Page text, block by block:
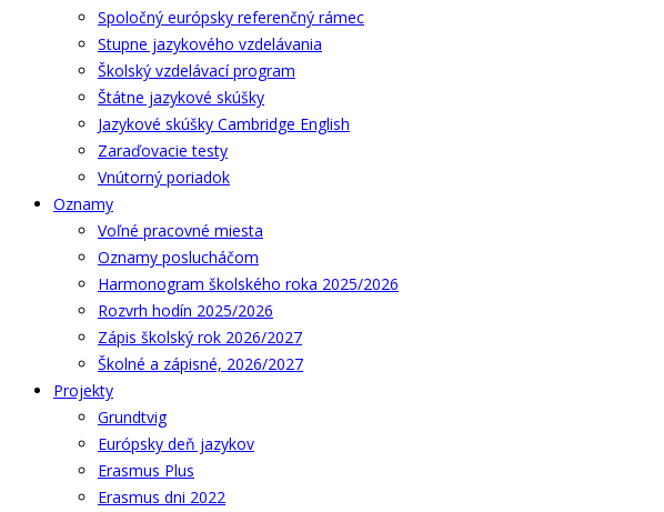
Spoločný európsky referenčný rámec
Stupne jazykového vzdelávania
Školský vzdelávací program
Štátne jazykové skúšky
Jazykové skúšky Cambridge English
Zaraďovacie testy
Vnútorný poriadok
Oznamy
Voľné pracovné miesta
Oznamy poslucháčom
Harmonogram školského roka 2025/2026
Rozvrh hodín 2025/2026
Zápis školský rok 2026/2027
Školné a zápisné, 2026/2027
Projekty
Grundtvig
Európsky deň jazykov
Erasmus Plus
Erasmus dni 2022